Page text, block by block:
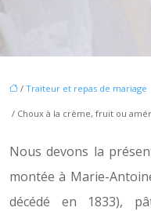
/ Traiteur et repas de mariage
/ Choux à la crème, fruit ou
Nous devons la
montée à Marie-
décédé en 1833),